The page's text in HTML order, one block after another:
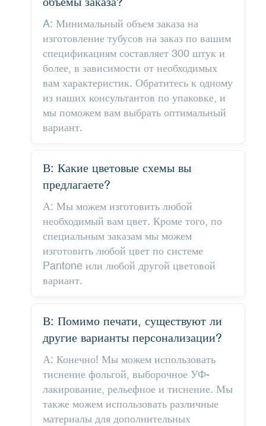
A: Минимальный объем заказа на
изготовление тубусов на заказ по вашим
спецификациям составляет 300 штук и
более, в зависимости от необходимых
вам характеристик. Обратитесь к одному
из наших консультантов по упаковке, и
мы поможем вам выбрать оптимальный
вариант.
В: Какие цветовые схемы вы
предлагаете?
А: Мы можем изготовить любой
необходимый вам цвет. Кроме того, по
специальным заказам мы можем
изготовить любой цвет по системе
Pantone или любой другой цветовой
вариант.
В: Помимо печати, существуют ли
другие варианты персонализации?
А: Конечно! Мы можем использовать
тиснение фольгой, выборочное УФ-
лакирование, рельефное и тиснение. Мы
также можем использовать различные
материалы для дополнительных